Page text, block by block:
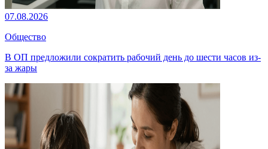
07.08.2026
Общество
В ОП предложили сократить рабочий день до шести часов из-
за жары